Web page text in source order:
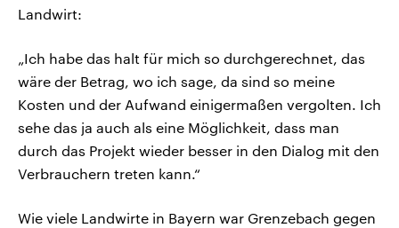
Landwirt:
„Ich habe das halt für mich so durchgerechnet, das
wäre der Betrag, wo ich sage, da sind so meine
Kosten und der Aufwand einigermaßen vergolten. Ich
sehe das ja auch als eine Möglichkeit, dass man
durch das Projekt wieder besser in den Dialog mit den
Verbrauchern treten kann.“
Wie viele Landwirte in Bayern war Grenzebach gegen